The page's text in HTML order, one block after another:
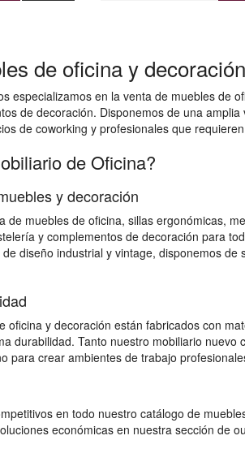
de oficina y decoración
especializamos en la venta de muebles de
de decoración. Disponemos de una
de coworking y profesionales que
de Oficina?
y decoración
de muebles de oficina, sillas ergonómicas,
y complementos de decoración para
diseño industrial y vintage, disponemos
oficina y decoración están fabricados con
durabilidad. Tanto nuestro mobiliario
para crear ambientes de trabajo
en todo nuestro catálogo de
económicas en nuestra sección de